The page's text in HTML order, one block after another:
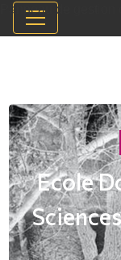
Ecole
Panneau de gestion